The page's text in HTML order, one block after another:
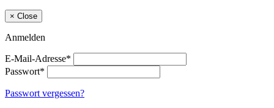
× Close
Anmelden
E-Mail-Adresse*
Passwort*
Passwort vergessen?